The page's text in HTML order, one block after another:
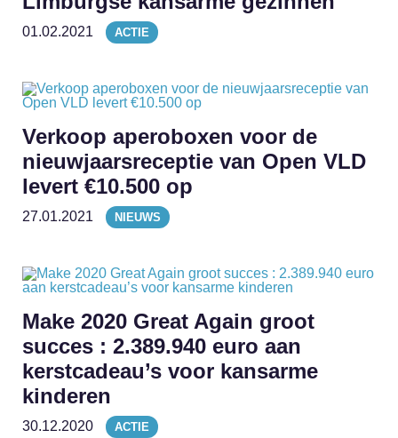
01.02.2021 ACTIE
Verkoop aperoboxen voor de
nieuwjaarsreceptie van Open VLD
levert €10.500 op
27.01.2021 NIEUWS
Make 2020 Great Again groot
succes : 2.389.940 euro aan
kerstcadeau’s voor kansarme
kinderen
30.12.2020 ACTIE